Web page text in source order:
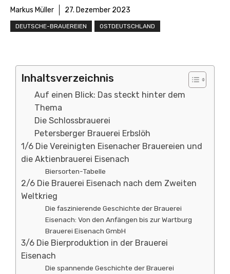
Markus Müller 27. Dezember 2023
DEUTSCHE-BRAUEREIEN OSTDEUTSCHLAND
Inhaltsverzeichnis
Auf einen Blick: Das steckt hinter dem
Thema
Die Schlossbrauerei
Petersberger Brauerei Erbslöh
1/6 Die Vereinigten Eisenacher Brauereien und
die Aktienbrauerei Eisenach
Biersorten-Tabelle
2/6 Die Brauerei Eisenach nach dem Zweiten
Weltkrieg
Die faszinierende Geschichte der Brauerei
Eisenach: Von den Anfängen bis zur Wartburg
Brauerei Eisenach GmbH
3/6 Die Bierproduktion in der Brauerei
Eisenach
Die spannende Geschichte der Brauerei